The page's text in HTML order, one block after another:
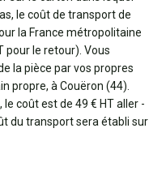
le coût de transport de
la France métropolitaine
pour le retour). Vous
la pièce par vos propres
propre, à Couëron (44).
le coût est de 49 € HT aller -
du transport sera établi sur